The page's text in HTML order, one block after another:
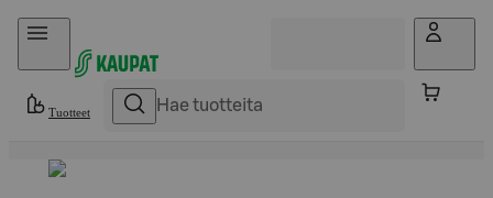
Hyppää sisältöön
Tuotteet